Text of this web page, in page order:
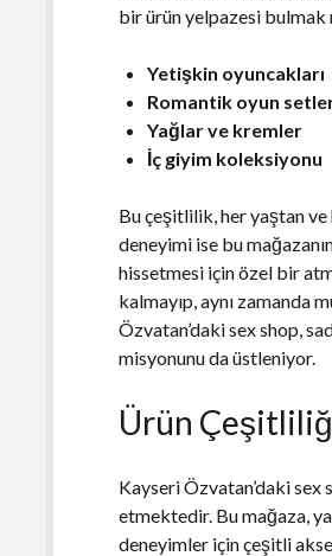
bir ürün yelpazesi bulmak
Yetişkin oyuncakları
Romantik oyun
Yağlar ve kremler
İç giyim koleksiyonu
Bu çeşitlilik, her yaştan
deneyimi ise bu
hissetmesi için özel bir
kalmayıp, aynı zamanda
Özvatan’daki sex shop,
misyonunu da üstleniyor.
Ürün
Kayseri Özvatan’daki sex
etmektedir. Bu mağaza,
deneyimler için çeşitli